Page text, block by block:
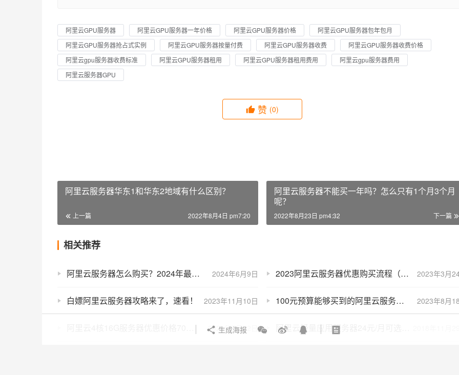
阿里云GPU服务器 阿里云GPU服务器一年价格 阿里云GPU服务器价格
阿里云GPU服务器包年包月
阿里云GPU服务器抢占式实例
阿里云GPU服务器按量付费 阿里云GPU服务器收费
阿里云GPU服务器收费价格
阿里云gpu服务器收费标准
阿里云GPU服务器租用 阿里云GPU服务器租用费用
阿里云gpu服务器费用
阿里云服务器GPU
赞 (0)
生成海报
阿里云服务器华东1和华东2地域有什么区别？
上一篇 2022年8月4日 pm7:20
阿里云服务器不能买一年吗？怎么只有1个月3个月
呢？
下一篇
2022年8月23日 pm4:32
相关推荐
2024年6月9日
阿里云服务器怎么购买？2024年最新云服务器选购流程 2023年3月
2023阿里云服务器优惠购买流程（新手指南）
2023年11月10日
白嫖阿里云服务器攻略来了，速看！ 2023年8月
100元预算能够买到的阿里云服务器配置大全
2024年7月22日